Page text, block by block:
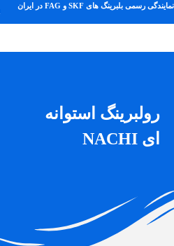
نمایندگی رسمی بلبرینگ های SKF و FAG در ایران
رولبرینگ استوانه
ای NACHI